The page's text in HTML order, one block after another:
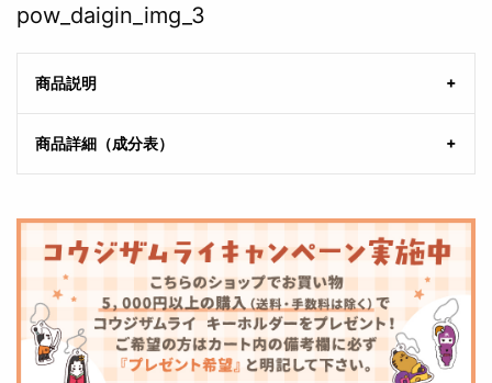
pow_daigin_img_3
商品説明
商品詳細（成分表）